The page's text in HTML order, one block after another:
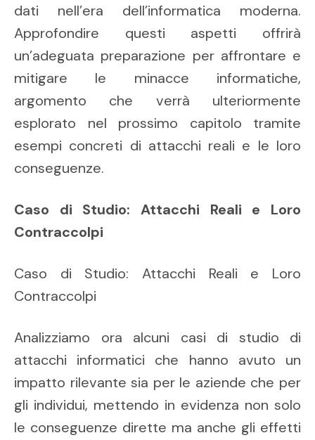
dati nell’era dell’informatica moderna.
Approfondire questi aspetti offrirà
un’adeguata preparazione per affrontare e
mitigare le minacce informatiche,
argomento che verrà ulteriormente
esplorato nel prossimo capitolo tramite
esempi concreti di attacchi reali e le loro
conseguenze.
Caso di Studio: Attacchi Reali e Loro
Contraccolpi
Caso di Studio: Attacchi Reali e Loro
Contraccolpi
Analizziamo ora alcuni casi di studio di
attacchi informatici che hanno avuto un
impatto rilevante sia per le aziende che per
gli individui, mettendo in evidenza non solo
le conseguenze dirette ma anche gli effetti